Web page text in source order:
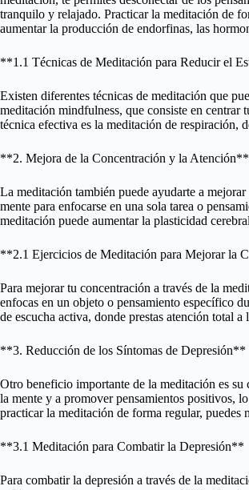
tranquilo y relajado. Practicar la meditación de
aumentar la producción de endorfinas, las
**1.1 Técnicas de Meditación para Reducir el
Existen diferentes técnicas de meditación que
meditación mindfulness, que consiste en centrar
técnica efectiva es la meditación de respiración,
**2. Mejora de la Concentración y la Atención**
La meditación también puede ayudarte a
mente para enfocarse en una sola tarea o
meditación puede aumentar la plasticidad
**2.1 Ejercicios de Meditación para Mejorar la
Para mejorar tu concentración a través de la
enfocas en un objeto o pensamiento específico
de escucha activa, donde prestas atención total
**3. Reducción de los Síntomas de Depresión**
Otro beneficio importante de la meditación es
la mente y a promover pensamientos positivos,
practicar la meditación de forma regular,
**3.1 Meditación para Combatir la Depresión**
Para combatir la depresión a través de la